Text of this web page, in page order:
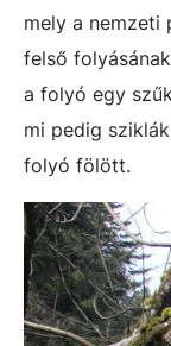
mely a nemzeti
felső
a folyó egy
mi pedig
folyó fölött.